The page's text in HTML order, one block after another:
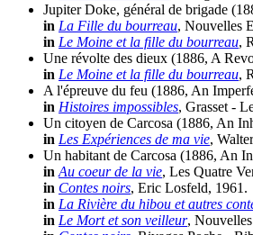
Jupiter Doke, général de brigade
in La Fille du bourreau, Nouvelles
in Le Moine et la fille du bourreau,
Une révolte des dieux (1886, A
in Le Moine et la fille du bourreau,
A l'épreuve du feu (1886, An
in Histoires impossibles, Grasset -
Un citoyen de Carcosa (1886, An
in Les Expériences de ma vie,
Un habitant de Carcosa (1886, An
in Au coeur de la vie, Les Quatre
in Contes noirs, Eric Losfeld, 1961.
in La Rivière du hibou et autres
in Le Mort et son veilleur,